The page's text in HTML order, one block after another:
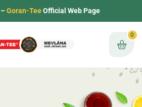
Goran-TeeOfficial Web Page
0